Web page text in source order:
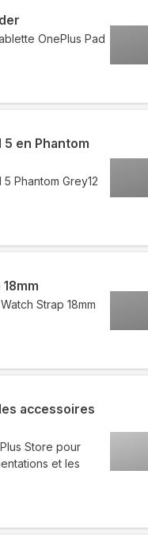
OnePlus Pad
en Phantom
Phantom Grey12
Strap 18mm
accessoires
Store pour
et les